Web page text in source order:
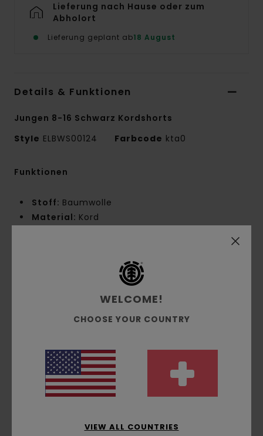
Lieferung nach Hause oder zum
Abholort
Lieferung geplant ab18 August
Details & Funktionen
Jungen 8-16 Schwarz Kordshorts
Style ELBWS00124 Farbcode kta0
Funktionen
Stoff: Baumwolle
Material: Kord
Elastischer Bund
Weit
Außennaht:53,3 cm
Seitentaschen
Falscher Hosenschlitz
Waschung:Vintage-Wash
Aufgesetzte Gesäßtaschen mit gewebtem
WELCOME!
CHOOSE YOUR COUNTRY
VIEW ALL COUNTRIES